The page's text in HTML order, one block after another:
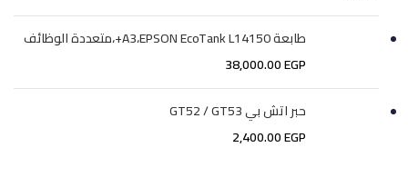
طابعة A3،EPSON EcoTank L14150+،متعددة الوظائف
38,000.00EGP
حبر اتش بي GT52 / GT53
2,400.00EGP